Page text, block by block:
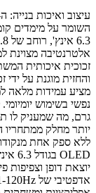
השומר על מימדים
אלטרנטיבה מצוינת
זכוכית איכותית
גרם, מה שמעניק לו